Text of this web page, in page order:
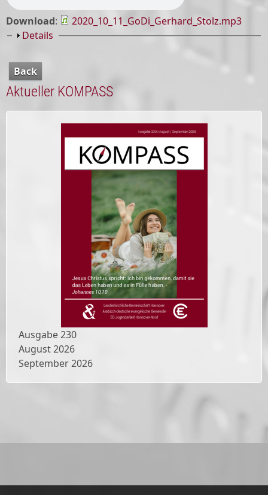
Download:
2020_10_11_GoDi_Gerhard_Stolz.mp3
Show
Details
Back
Aktueller KOMPASS
Ausgabe230
August 2026
September 2026